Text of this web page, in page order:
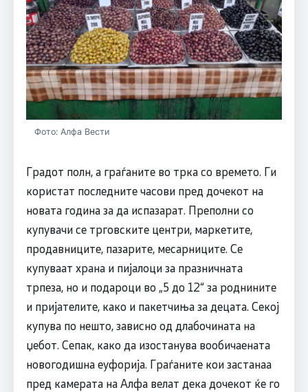
Фото: Алфа Вести
Градот полн, а граѓаните во трка со времето. Ги
користат последните часови пред дочекот на
новата година за да испазарат. Преполни со
купувачи се трговските центри, маркетите,
продавниците, пазарите, месарниците. Се
купуваат храна и пијалоци за празничната
трпеза, но и подароци во „5 до 12“ за роднините
и пријателите, како и пакетчиња за децата. Секој
купува по нешто, зависно од длабочината на
џебот. Сепак, како да изостанува вообичаената
новогодишна еуфорија. Граѓаните кои застанаа
пред камерата на Алфа велат дека дочекот ќе го